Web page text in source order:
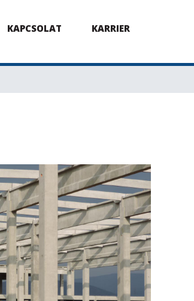
KAPCSOLAT KARRIER